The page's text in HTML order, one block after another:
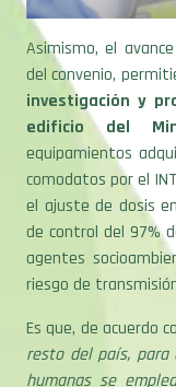
Asimismo, el
del convenio,
investigación y
edificio del
equipamientos
comodatos por el
el ajuste de dosis
de control del 97%
agentes
riesgo de
Es que, de acuerdo
resto del país, para
humanas se